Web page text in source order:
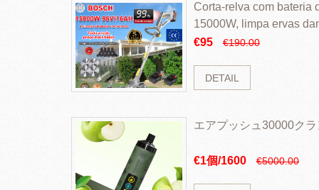
Corta-relva com bateria
15000W, limpa ervas
rapidamente
€95 €190.00
DETAIL
エアプッシュ30000ク
€1個/1600 €5000.00